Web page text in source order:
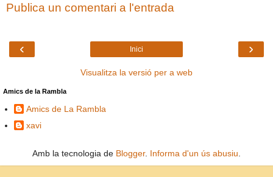
Publica un comentari a l'entrada
‹ ›
Inici
Visualitza la versió per a web
Amics de la Rambla
Amics de La Rambla
xavi
Amb la tecnologia de Blogger. Informa d'un ús abusiu